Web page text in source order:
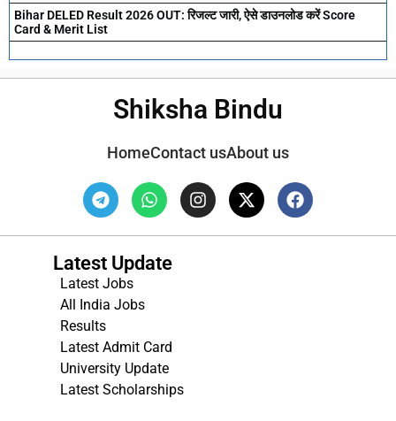
Bihar DELED Result 2026 OUT: रिजल्ट जारी, ऐसे डाउनलोड करें Score
Card & Merit List
Shiksha Bindu
HomeContact usAbout us
Latest Update
Latest Jobs
All India Jobs
Results
Latest Admit Card
University Update
Latest Scholarships